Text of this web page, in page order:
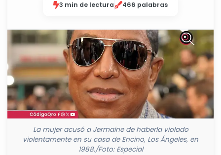
3 min de lectura 466 palabras
La mujer acusó a Jermaine de haberla violado
violentamente en su casa de Encino, Los Ángeles, en
1988./Foto: Especial